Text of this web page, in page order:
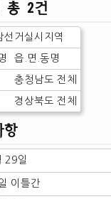
총 2건
선거실시지역
읍.면.동명
충청남도 전체
경상북도 전체
29일
이틀간